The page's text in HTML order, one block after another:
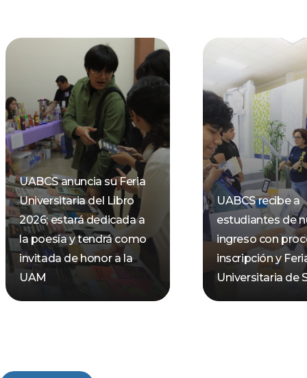
UABCS anuncia su Feria
Universitaria del Libro
2026; estará dedicada a
la poesía y tendrá como
invitada de honor a la
UAM
UABCS recibe a
estudiantes de
ingreso con
inscripción y
Universitaria de